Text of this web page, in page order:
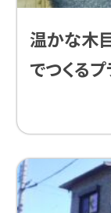
温かな木
でつくる